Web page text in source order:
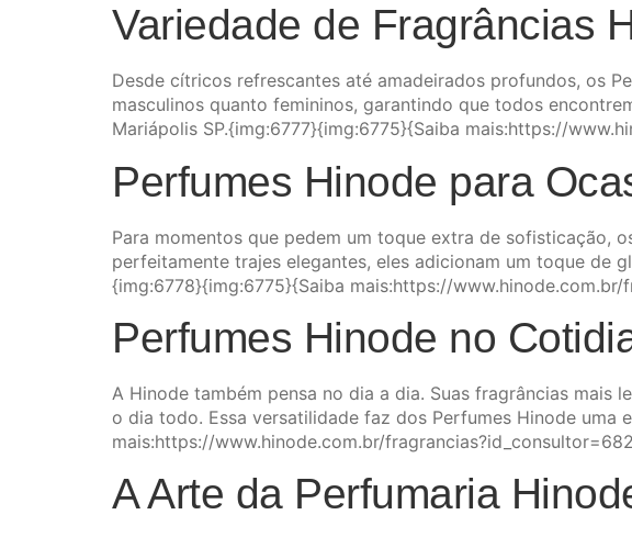
Variedade de Fragrâncias
Desde cítricos refrescantes até amadeirados profundos, os
masculinos quanto femininos, garantindo que todos
Mariápolis SP.{img:6777}{img:6775}{Saiba mais:https://
Perfumes Hinode para
Para momentos que pedem um toque extra de sofisticação,
perfeitamente trajes elegantes, eles adicionam um toque de
{img:6778}{img:6775}{Saiba mais:https://
Perfumes Hinode no
A Hinode também pensa no dia a dia. Suas fragrâncias
o dia todo. Essa versatilidade faz dos Perfumes Hinode uma
mais:https://www.hinode.com.br/
A Arte da Perfumaria